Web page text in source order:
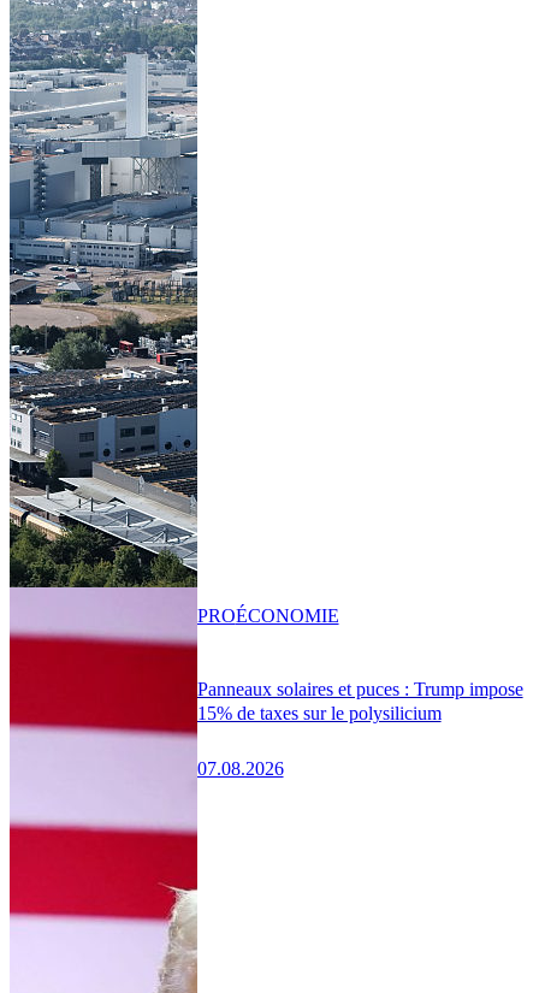
Panneaux solaires et puces : Trump impose
15% de taxes sur le polysilicium
07.08.2026
PROÉCONOMIE